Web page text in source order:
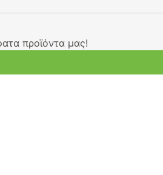
προϊόντα μας!